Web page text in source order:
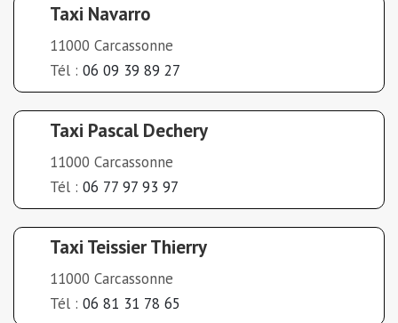
Taxi Navarro
11000 Carcassonne
Tél : 06 09 39 89 27
Taxi Pascal Dechery
11000 Carcassonne
Tél : 06 77 97 93 97
Taxi Teissier Thierry
11000 Carcassonne
Tél : 06 81 31 78 65